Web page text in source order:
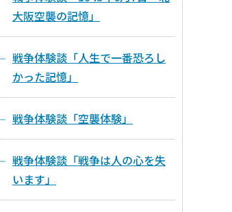
大阪空襲の記憶」
戦争体験談「人生で一番恐ろし
かった記憶」
戦争体験談「空襲体験」
戦争体験談「戦争は人の心を失
います」